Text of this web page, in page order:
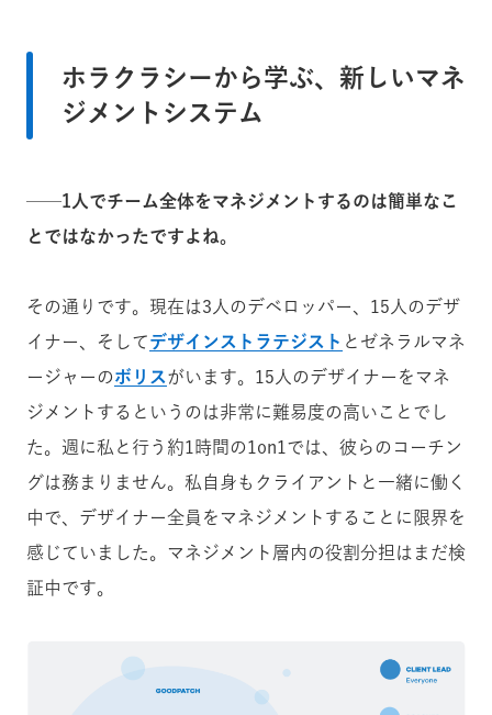
ホラクラシーから学ぶ、新しいマネ
ジメントシステム
──1人でチーム全体をマネジメントするのは簡単なこ
とではなかったですよね。
その通りです。現在は3人のデベロッパー、15人のデザ
イナー、そしてデザインストラテジスト とゼネラルマネ
ージャーのボリスがいます。15人のデザイナーをマネ
ジメントするというのは非常に難易度の高いことでし
た。週に私と行う約1時間の1on1では、彼らのコーチン
グは務まりません。私自身もクライアントと一緒に働く
中で、デザイナー全員をマネジメントすることに限界を
感じていました。マネジメント層内の役割分担はまだ検
証中です。